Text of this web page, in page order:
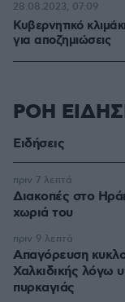
Κυβερνητικό
για αποζημιώσεις
28.08.2023, 07:09
ΡΟΗ
Ειδήσεις
Διακοπές στο
χωριά του
πριν 7 λεπτά
Απαγόρευση
Χαλκιδικής λόγω
πυρκαγιάς
πριν 9 λεπτά